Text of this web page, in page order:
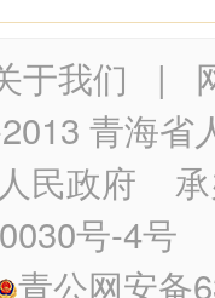
于我们 |
青海省
民政府 承
号-4号
青公网安备